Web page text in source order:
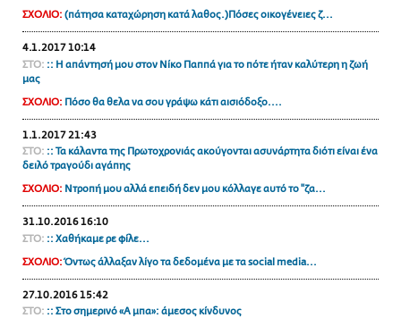
ΣΧΟΛΙΟ: (πάτησα καταχώρηση κατά λαθος.)Πόσες οικογένειες ζ...
4.1.2017 10:14
ΣΤΟ: :: Η απάντησή μου στον Νίκο Παππά για το πότε ήταν καλύτερη η ζωή
μας
ΣΧΟΛΙΟ: Πόσο θα θελα να σου γράψω κάτι αισιόδοξο....
1.1.2017 21:43
ΣΤΟ: :: Τα κάλαντα της Πρωτοχρονιάς ακούγονται ασυνάρτητα διότι είναι ένα
δειλό τραγούδι αγάπης
ΣΧΟΛΙΟ: Ντροπή μου αλλά επειδή δεν μου κόλλαγε αυτό το "ζα...
31.10.2016 16:10
ΣΤΟ: :: Χαθήκαμε ρε φίλε...
ΣΧΟΛΙΟ: Όντως άλλαξαν λίγο τα δεδομένα με τα social media...
27.10.2016 15:42
ΣΤΟ: :: Στο σημερινό «Α μπα»: άμεσος κίνδυνος